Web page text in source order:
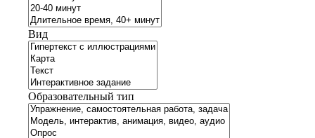
Вид
Образовательный тип